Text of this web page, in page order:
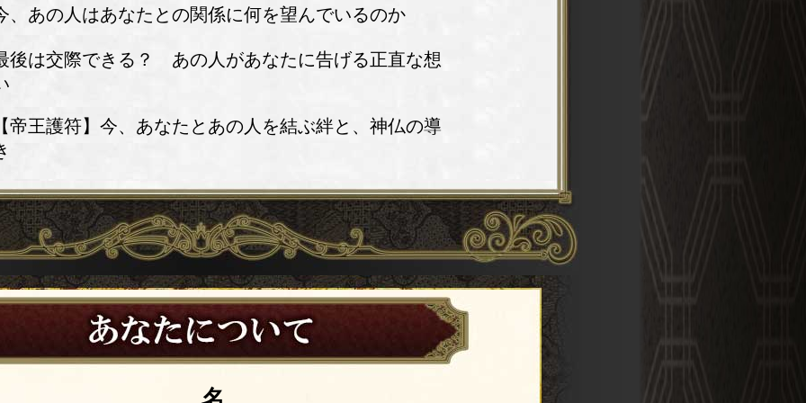
、あの人はあなたとの関係に何を望んでいるのか
後は交際できる？ あの人があなたに告げる正直な想
帝王護符】今、あなたとあの人を結ぶ絆と、神仏の導